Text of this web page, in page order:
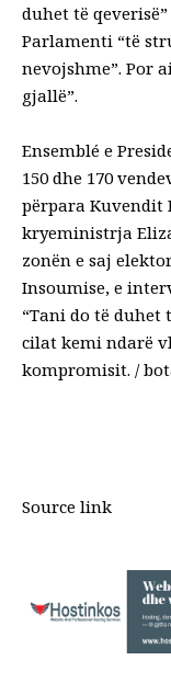
duhet të
Parlamenti “të
nevojshme”. Por
gjallë”.
Ensemblé e
150 dhe 170
përpara Kuvendit
kryeministrja
zonën e saj
Insoumise, e
“Tani do të duhet
cilat kemi ndarë
kompromisit. /
Source link